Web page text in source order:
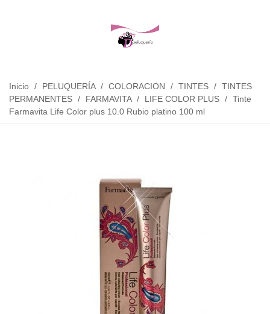
Inicio / PELUQUERÍA / COLORACION / TINTES / TINTES
PERMANENTES / FARMAVITA / LIFE COLOR PLUS / Tinte
Farmavita Life Color plus 10.0 Rubio platino 100 ml